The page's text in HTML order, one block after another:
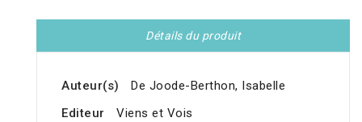
Détails du produit
Auteur(s)
De Joode-Berthon, Isabelle
Editeur
Viens et Vois